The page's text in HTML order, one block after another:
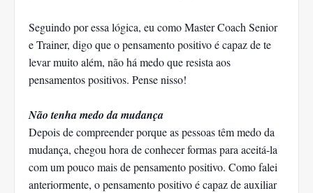
Seguindo por essa lógica, eu como Master Coach Senior
e Trainer, digo que o pensamento positivo é capaz de te
levar muito além, não há medo que resista aos
pensamentos positivos. Pense nisso!
Não tenha medo da mudança
Depois de compreender porque as pessoas têm medo da
mudança, chegou hora de conhecer formas para aceitá-la
com um pouco mais de pensamento positivo. Como falei
anteriormente, o pensamento positivo é capaz de auxiliar